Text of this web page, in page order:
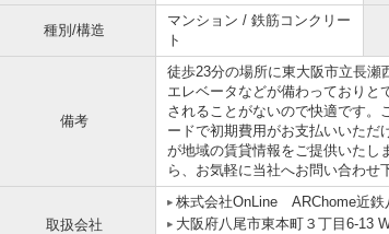
種別/構造
マンション / 鉄筋コンクリー
ト
備考
徒歩23分の場所に東大阪市立長瀬
エレベータなどが備わっておりと
されることがないので快適です。
ードで初期費用がお支払いいただ
が地域の賃貸情報をご提供いたし
ら、お気軽に当社へお問い合わせ
取扱会社
株式会社OnLine ARChome近鉄
大阪府八尾市東本町３丁目6-13